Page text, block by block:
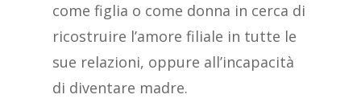
come figlia o come donna in cerca di
ricostruire l’amore filiale in tutte le
sue relazioni, oppure all’incapacità
di diventare madre.